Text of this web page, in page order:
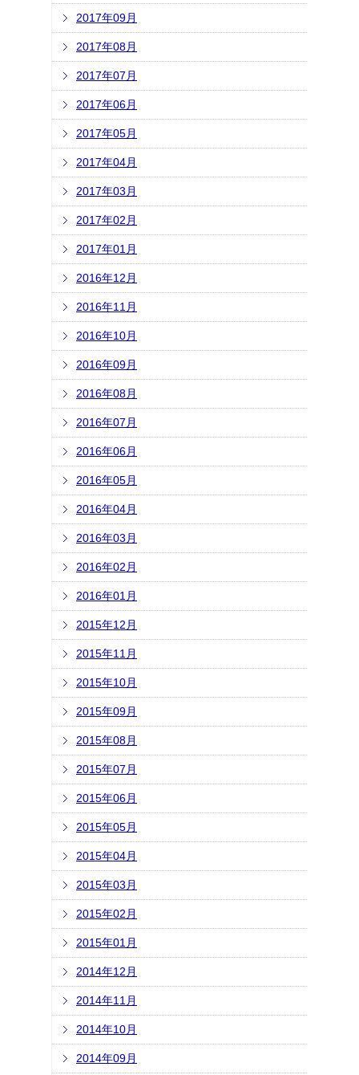
2017年09月
2017年08月
2017年07月
2017年06月
2017年05月
2017年04月
2017年03月
2017年02月
2017年01月
2016年12月
2016年11月
2016年10月
2016年09月
2016年08月
2016年07月
2016年06月
2016年05月
2016年04月
2016年03月
2016年02月
2016年01月
2015年12月
2015年11月
2015年10月
2015年09月
2015年08月
2015年07月
2015年06月
2015年05月
2015年04月
2015年03月
2015年02月
2015年01月
2014年12月
2014年11月
2014年10月
2014年09月